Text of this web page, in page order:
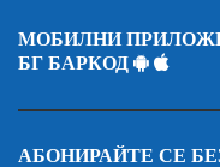
МОБИЛНИ
БГ БАРКОД
АБОНИРАЙТЕ СЕ